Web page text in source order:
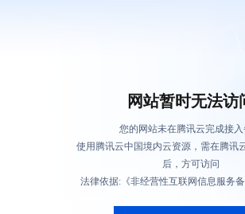
网站暂时无法访
您的网站未在腾讯云完成接入
使用腾讯云中国境内云资源，需在腾讯
后，方可访问
法律依据:《非经营性互联网信息服务备